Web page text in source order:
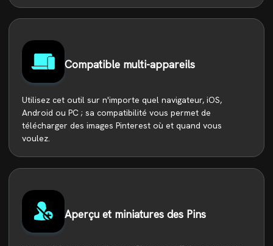
Compatible multi-appareils
Utilisez cet outil sur n'importe quel navigateur, iOS,
Android ou PC ; sa compatibilité vous permet de
télécharger des images Pinterest où et quand vous
voulez.
Aperçu et miniatures des Pins